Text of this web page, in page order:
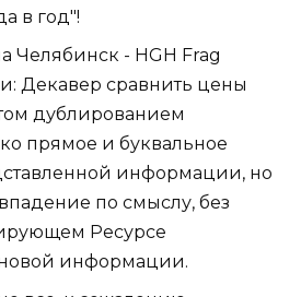
в год"!
Челябинск - HGH Frag
Декавер сравнить цены
дублированием
прямое и буквальное
информации, но
по смыслу, без
Ресурсе
информации.